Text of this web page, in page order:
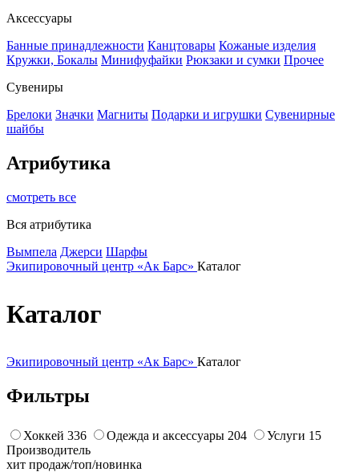
Аксессуары
Банные принадлежности Канцтовары Кожаные изделия
Кружки, Бокалы Минифуфайки Рюкзаки и сумки Прочее
Сувениры
Брелоки Значки Магниты Подарки и игрушки Сувенирные
шайбы
Атрибутика
смотреть все
Вся атрибутика
Вымпела Джерси Шарфы
Экипировочный центр «Ак Барс» Каталог
Каталог
Экипировочный центр «Ак Барс» Каталог
Фильтры
Хоккей 336 Одежда и аксессуары 204 Услуги 15
Производитель
хит продаж/топ/новинка